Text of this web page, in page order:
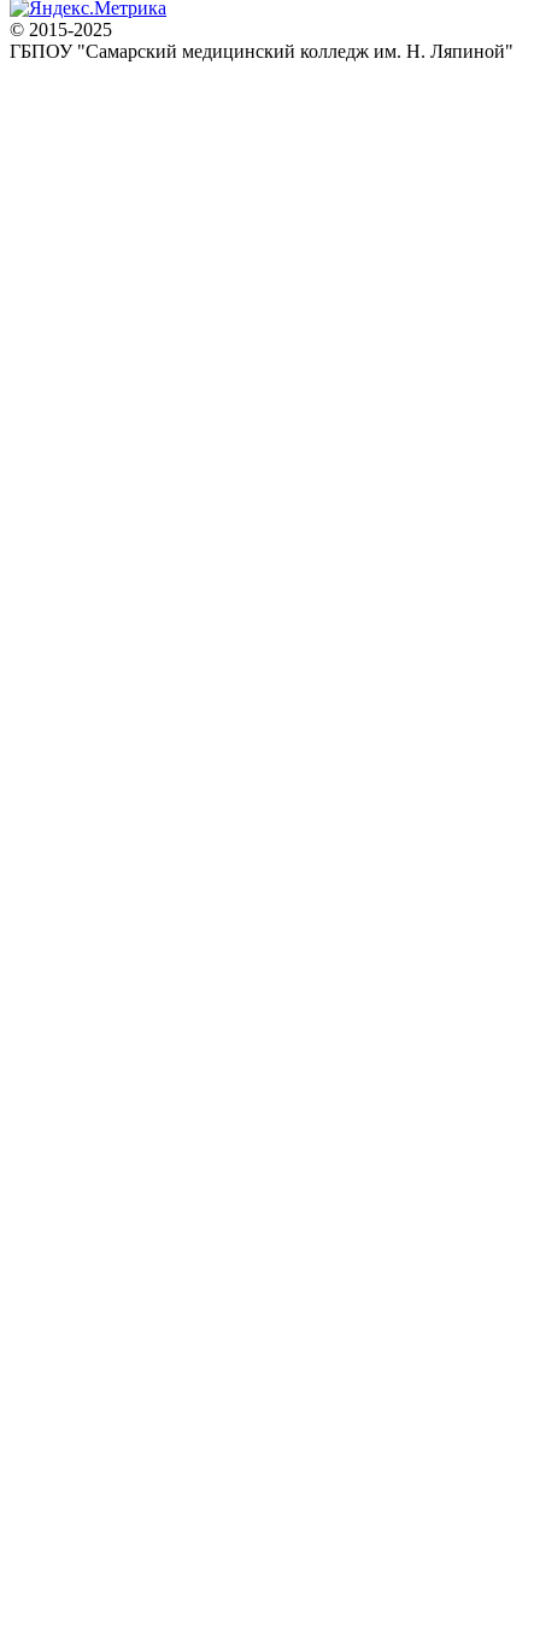
© 2015-2025
ГБПОУ "Самарский медицинский колледж им. Н. Ляпиной"